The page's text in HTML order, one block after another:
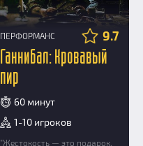
ПЕРФОРМАНС 9.7
Ганнибал: Кровавый
пир
60 минут
1-10 игроков
"Жестокость — это подарок,